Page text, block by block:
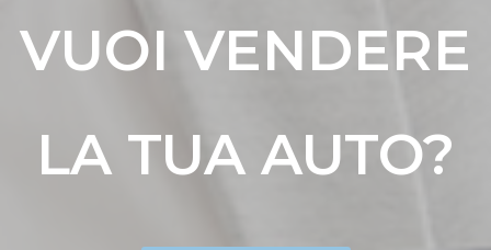
VUOI VENDERE
LA TUA AUTO?